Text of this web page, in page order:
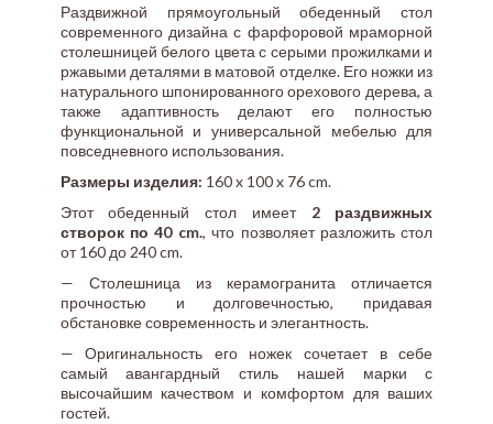
Раздвижной прямоугольный обеденный стол
современного дизайна с фарфоровой мраморной
столешницей белого цвета с серыми прожилками и
ржавыми деталями в матовой отделке. Его ножки из
натурального шпонированного орехового дерева, а
также адаптивность делают его полностью
функциональной и универсальной мебелью для
повседневного использования.
Размеры изделия: 160 x 100 x 76 cm.
Этот обеденный стол имеет 2 раздвижных
створок по 40 cm., что позволяет разложить стол
от 160 до 240 cm.
— Столешница из керамогранита отличается
прочностью и долговечностью, придавая
обстановке современность и элегантность.
— Оригинальность его ножек сочетает в себе
самый авангардный стиль нашей марки с
высочайшим качеством и комфортом для ваших
гостей.